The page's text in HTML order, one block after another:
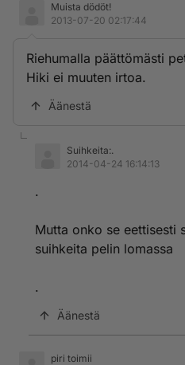
Muista dödöt!
2013-07-20 02:17:44
Riehumalla päättömästi
Hiki ei muuten irtoa.
Äänestä
Suihkeita:.
2014-04-24 16:14:13
.
Mutta onko se eettisesti
suihkeita pelin lomassa
.
Äänestä
piri toimii